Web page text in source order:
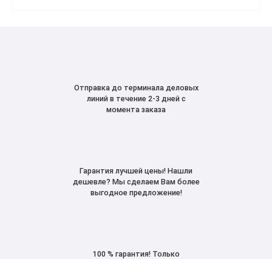
Отправка до терминала деловых
линий в течение 2-3 дней с
момента заказа
Гарантия лучшей цены! Нашли
дешевле? Мы сделаем Вам более
выгодное предложение!
100 % гарантия! Только